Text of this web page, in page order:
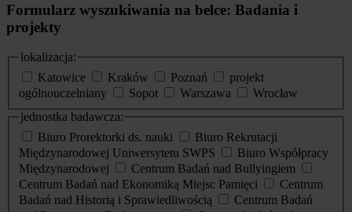
Formularz wyszukiwania na belce: Badania i
projekty
lokalizacja:
Katowice
Kraków Poznań
projekt
ogólnouczelniany
Sopot Warszawa
Wrocław
jednostka badawcza:
Biuro Prorektorki ds. nauki
Biuro Rekrutacji
Międzynarodowej Uniwersytetu SWPS
Biuro Współpracy
Międzynarodowej
Centrum Badań nad Bullyingiem
Centrum Badań nad Ekonomiką Miejsc Pamięci
Centrum
Badań nad Historią i Sprawiedliwością
Centrum Badań